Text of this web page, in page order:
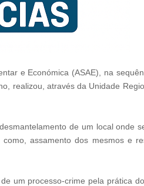
e Económica (ASAE), na
realizou, através da Unidade
de um local onde
assamento dos mesmos e
um processo-crime pela prática